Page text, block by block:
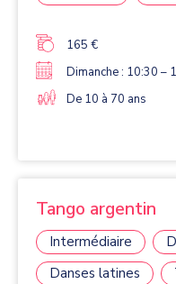
165 €
Dimanche : 10:30 –
De 10 à 70 ans
Tango argentin
Intermédiaire
Danses latines